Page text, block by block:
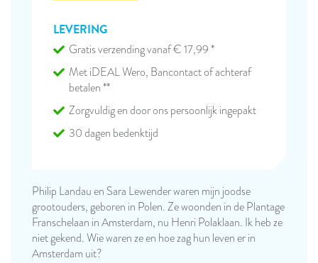
LEVERING
Gratis verzending vanaf € 17,99 *
Met iDEAL Wero, Bancontact of achteraf
betalen **
Zorgvuldig en door ons persoonlijk ingepakt
30 dagen bedenktijd
Philip Landau en Sara Lewender waren mijn joodse
grootouders, geboren in Polen. Ze woonden in de Plantage
Franschelaan in Amsterdam, nu Henri Polaklaan. Ik heb ze
niet gekend. Wie waren ze en hoe zag hun leven er in
Amsterdam uit?